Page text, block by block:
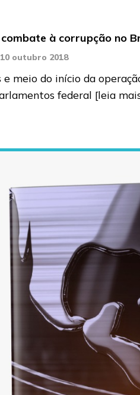
à corrupção no
10 outubro 2018
e meio do início da
federal [leia